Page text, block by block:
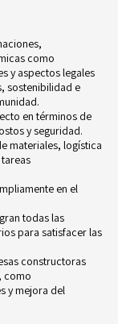
como
y aspectos legales
sostenibilidad e
en términos de
y seguridad.
materiales, logística
en el
todas las
para satisfacer las
constructoras
como
y mejora del